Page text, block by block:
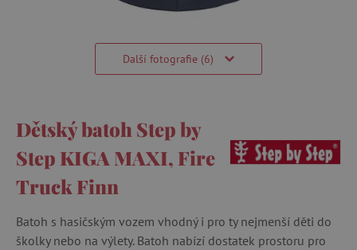
Další fotografie (6)
Dětský batoh Step by
Step KIGA MAXI, Fire
Truck Finn
Batoh s hasičským vozem vhodný i pro ty nejmenší děti do
školky nebo na výlety. Batoh nabízí dostatek prostoru pro